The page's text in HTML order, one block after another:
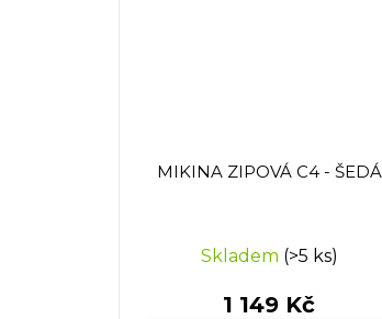
MIKINA ZIPOVÁ C4 - ŠEDÁ
Skladem (>5 ks)
1 149 Kč